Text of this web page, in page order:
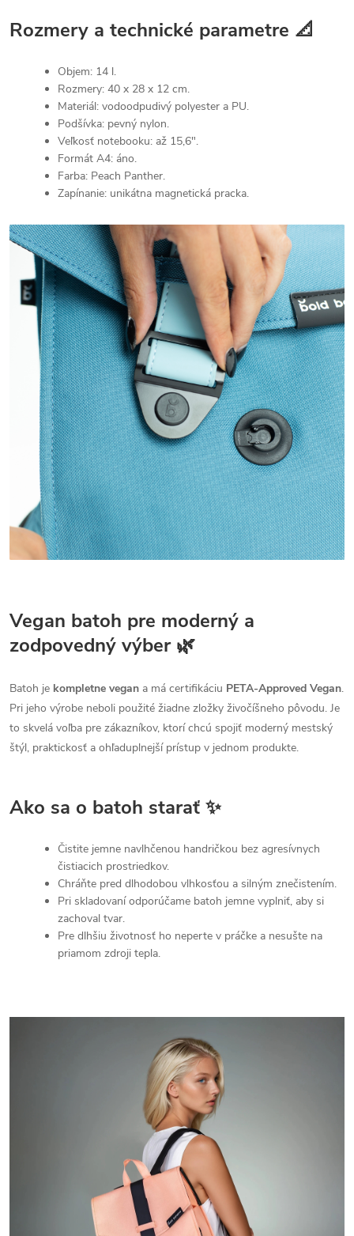
Rozmery a technické parametre 📐
Objem: 14 l.
Rozmery: 40 x 28 x 12 cm.
Materiál: vodoodpudivý polyester a PU.
Podšívka: pevný nylon.
Veľkosť notebooku: až 15,6".
Formát A4: áno.
Farba: Peach Panther.
Zapínanie: unikátna magnetická pracka.
Vegan batoh pre moderný a
zodpovedný výber 🌿
Batoh je kompletne vegan a má certifikáciu PETA-Approved Vegan.
Pri jeho výrobe neboli použité žiadne zložky živočíšneho pôvodu. Je
to skvelá voľba pre zákazníkov, ktorí chcú spojiť moderný mestský
štýl, praktickosť a ohľaduplnejší prístup v jednom produkte.
Ako sa o batoh starať ✨
Čistite jemne navlhčenou handričkou bez agresívnych
čistiacich prostriedkov.
Chráňte pred dlhodobou vlhkosťou a silným znečistením.
Pri skladovaní odporúčame batoh jemne vyplniť, aby si
zachoval tvar.
Pre dlhšiu životnosť ho neperte v práčke a nesušte na
priamom zdroji tepla.